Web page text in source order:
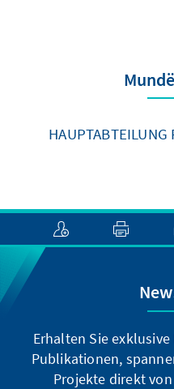
Erhalten Sie
Publikationen,
Projekte direkt